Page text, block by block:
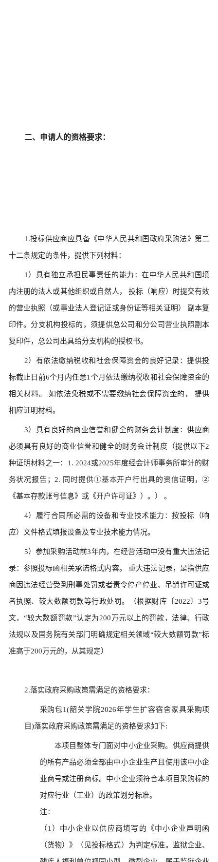
二、申请人的资格要求：
1.投标供应商应具备《中华人民共和国政府采购法》第二
十二条规定的条件，提供下列材料：
1）具有独立承担民事责任的能力：在中华人民共和国境
内注册的法人或其他组织或自然人， 投标（响应）时提交有效
的营业执照（或事业法人登记证或身份证等相关证明） 副本复
印件。分支机构投标的，须提供总公司和分公司营业执照副本
复印件，总公司出具给分支机构的授权书。
2）有依法缴纳税收和社会保障资金的良好记录：提供投
标截止日前6个月内任意1个月依法缴纳税收和社会保障资金的
相关材料。 如依法免税或不需要缴纳社会保障资金的， 提供
相应证明材料。
3）具有良好的商业信誉和健全的财务会计制度：供应商
必须具有良好的商业信誉和健全的财务会计制度（提供以下2
种证明材料之一：1. 2024或2025年度经会计师事务所审计的财
务状况报告；2. 同时提供①基本开户行出具的资信证明，②
《基本存款账号信息》或《开户许可证》）。） 。
4）履行合同所必需的设备和专业技术能力：按投标（响
应）文件格式填报设备及专业技术能力情况。
5）参加采购活动前3年内，在经营活动中没有重大违法记
录：参照投标函相关承诺格式内容。 重大违法记录，是指供应
商因违法经营受到刑事处罚或者责令停产停业、吊销许可证或
者执照、较大数额罚款等行政处罚。（根据财库〔2022〕3号
文，“较大数额罚款”认定为200万元以上的罚款，法律、行政
法规以及国务院有关部门明确规定相关领域“较大数额罚款”标
准高于200万元的，从其规定）
2.落实政府采购政策需满足的资格要求：
采购包1(韶关学院2026年学生扩容宿舍家具采购项
目)落实政府采购政策需满足的资格要求如下:
本项目整体专门面对中小企业采购。供应商提供
的所有产品必须全部由中小企业生产且使用该中小企
业商号或注册商标。中小企业须符合本项目采购标的
对应行业（工业）的政策划分标准。
注：
（1）中小企业以供应商填写的《中小企业声明函
（货物）》（见投标格式）为判定标准。监狱企业、